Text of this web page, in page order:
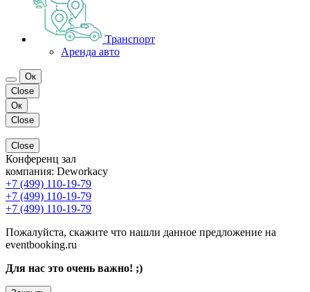
Транспорт
Аренда авто
Ок
Close
Ок
Close
Close
Конференц зал
компания: Deworkacy
+7 (499) 110-19-79
+7 (499) 110-19-79
+7 (499) 110-19-79
Пожалуйста, скажите что нашли данное предложение на
eventbooking.ru
Для нас это очень важно! ;)